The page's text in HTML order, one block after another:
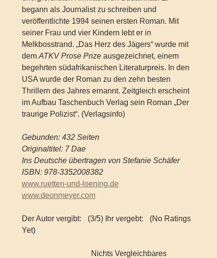
begann als Journalist zu schreiben und
veröffentlichte 1994 seinen ersten Roman. Mit
seiner Frau und vier Kindern lebt er in
Melkbosstrand. „Das Herz des Jägers“ wurde mit
dem ATKV Prose Prizeausgezeichnet, einem
begehrten südafrikanischen Literaturpreis. In den
USA wurde der Roman zu den zehn besten
Thrillern des Jahres ernannt. Zeitgleich erscheint
im Aufbau Taschenbuch Verlag sein Roman „Der
traurige Polizist“. (Verlagsinfo)
Gebunden: 432 Seiten
Originaltitel: 7 Dae
Ins Deutsche übertragen von Stefanie Schäfer
ISBN: 978-3352008382
www.ruetten-und-loening.de
www.deonmeyer.com
Der Autor vergibt: (3/5) Ihr vergebt:
(No Ratings
Yet)
Nichts Vergleichbares